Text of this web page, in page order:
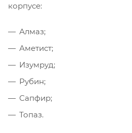
корпусе:
Алмаз;
Аметист;
Изумруд;
Рубин;
Сапфир;
Топаз.